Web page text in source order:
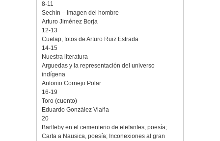
8-11
Sechín – imagen del hombre
Arturo Jiménez Borja
12-13
Cuelap, fotos de Arturo Ruiz Estrada
14-15
Nuestra literatura
Arguedas y la representación del universo
indígena
Antonio Cornejo Polar
16-19
Toro (cuento)
Eduardo González Viaña
20
Bartleby en el cementerio de elefantes, poesía;
Carta a Nausica, poesía; Inconexiones al gran